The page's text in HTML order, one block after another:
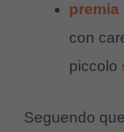
premia
con
piccolo
Seguendo